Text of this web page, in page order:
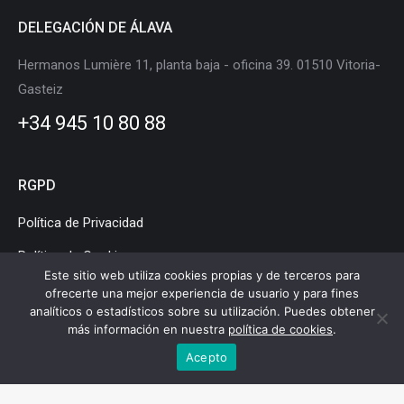
DELEGACIÓN DE ÁLAVA
Hermanos Lumière 11, planta baja - oficina 39. 01510 Vitoria-
Gasteiz
+34 945 10 80 88
RGPD
Política de Privacidad
Política de Cookies
Aviso Legal
Clúster de Movilidad y Logística de Euskadi © Copyright |
Política de privacidad|Política de cookies|Mapa web
Este sitio web utiliza cookies propias y de terceros para
ofrecerte una mejor experiencia de usuario y para fines
analíticos o estadísticos sobre su utilización. Puedes obtener
más información en nuestra política de cookies.
Acepto